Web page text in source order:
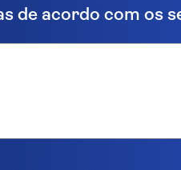
de acordo com os